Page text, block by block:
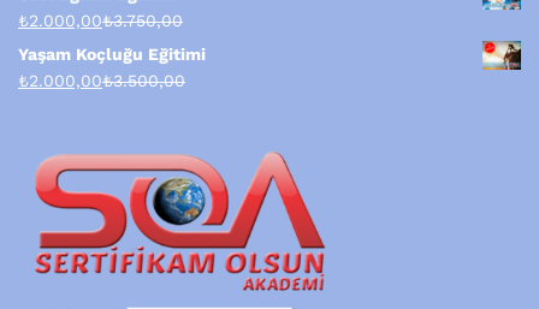
₺2.000,00₺3.750,00
Yaşam Koçluğu Eğitimi
₺2.000,00₺3.500,00